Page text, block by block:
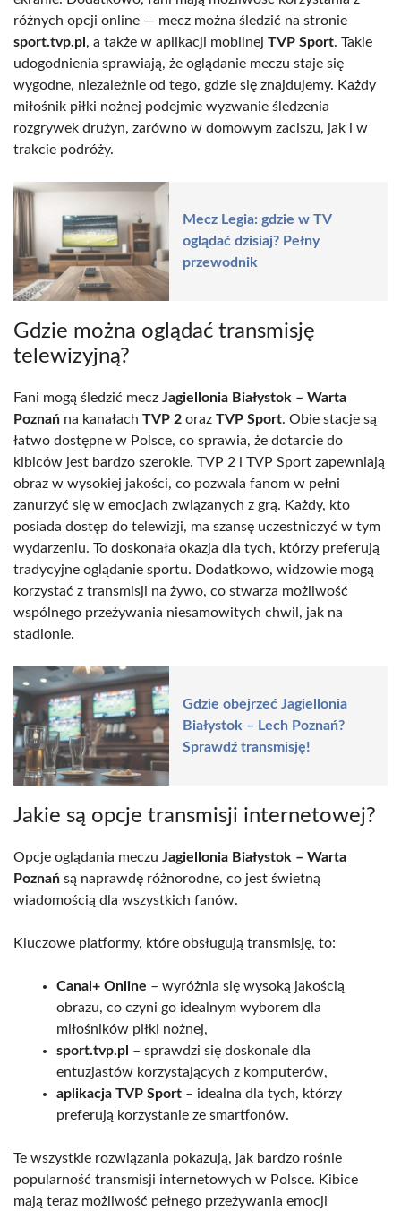
różnych opcji online — mecz można śledzić na stronie
sport.tvp.pl , a także w aplikacji mobilnej TVP Sport. Takie
udogodnienia sprawiają, że oglądanie meczu staje się
wygodne, niezależnie od tego, gdzie się znajdujemy. Każdy
miłośnik piłki nożnej podejmie wyzwanie śledzenia
rozgrywek drużyn, zarówno w domowym zaciszu, jak i w
trakcie podróży.
Mecz Legia: gdzie w TV
oglądać dzisiaj? Pełny
przewodnik
Gdzie można oglądać transmisję
telewizyjną?
Fani mogą śledzić mecz Jagiellonia Białystok – Warta
Poznań na kanałach TVP 2 oraz TVP Sport. Obie stacje są
łatwo dostępne w Polsce, co sprawia, że dotarcie do
kibiców jest bardzo szerokie. TVP 2 i TVP Sport zapewniają
obraz w wysokiej jakości, co pozwala fanom w pełni
zanurzyć się w emocjach związanych z grą. Każdy, kto
posiada dostęp do telewizji, ma szansę uczestniczyć w tym
wydarzeniu. To doskonała okazja dla tych, którzy preferują
tradycyjne oglądanie sportu. Dodatkowo, widzowie mogą
korzystać z transmisji na żywo, co stwarza możliwość
wspólnego przeżywania niesamowitych chwil, jak na
stadionie.
Gdzie obejrzeć Jagiellonia
Białystok – Lech Poznań?
Sprawdź transmisję!
Jakie są opcje transmisji internetowej?
Opcje oglądania meczu Jagiellonia Białystok – Warta
Poznań są naprawdę różnorodne, co jest świetną
wiadomością dla wszystkich fanów.
Kluczowe platformy, które obsługują transmisję, to:
Canal+ Online – wyróżnia się wysoką jakością
obrazu, co czyni go idealnym wyborem dla
miłośników piłki nożnej,
sport.tvp.pl – sprawdzi się doskonale dla
entuzjastów korzystających z komputerów,
aplikacja TVP Sport – idealna dla tych, którzy
preferują korzystanie ze smartfonów.
Te wszystkie rozwiązania pokazują, jak bardzo rośnie
popularność transmisji internetowych w Polsce. Kibice
mają teraz możliwość pełnego przeżywania emocji